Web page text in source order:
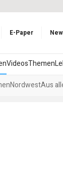
E-Paper
VideosThemen
NordwestAus